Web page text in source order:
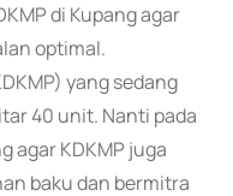
di Kupang agar
optimal.
yang sedang
40 unit. Nanti pada
agar KDKMP juga
baku dan bermitra